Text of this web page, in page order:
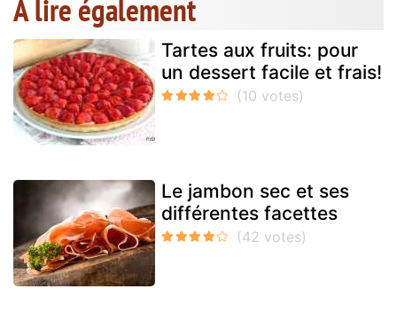
A lire également
Tartes aux fruits: pour
un dessert facile et frais!
Le jambon sec et ses
différentes facettes